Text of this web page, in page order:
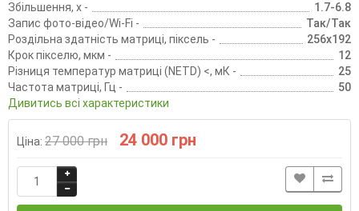
Збільшення, х -
1.7-6.8
Запис фото-відео/Wi-Fi -
Так/Так
Роздільна здатність матриці, піксель -
256х192
Крок пікселю, мкм -
12
Різниця температур матриці (NETD) <, мК -
25
Частота матриці, Гц -
50
Дивитись всі характеристики
Ціна: 27 000 грн 24 000 грн